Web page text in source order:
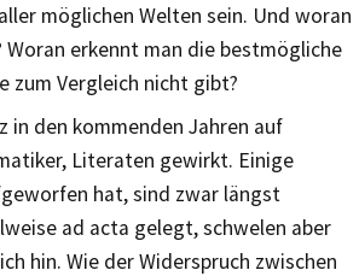
möglichen Welten sein. Und woran
erkennt man die bestmögliche
zum Vergleich nicht gibt?
in den kommenden Jahren auf
Literaten gewirkt. Einige
hat, sind zwar längst
ad acta gelegt, schwelen aber
hin. Wie der Widerspruch zwischen